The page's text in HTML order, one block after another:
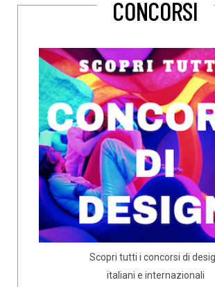
CONCORSI
Scopri tutti i concorsi di
italiani e internazionali